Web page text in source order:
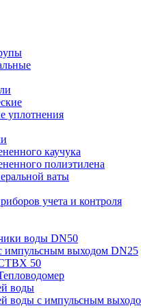
уплотнения
каучука
полиэтилена
ваты
учета и контроля
воды DN50
импульсным выходом DN25
50
воды
воды с импульсным